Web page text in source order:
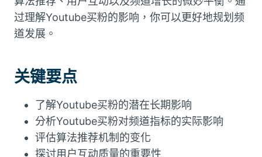
过理解Youtube买粉的影响，你可以更好地规划频
道发展。
关键要点
了解Youtube买粉的潜在长期影响
分析Youtube买粉对频道指标的实际影响
评估算法推荐机制的变化
探讨用户互动质量的重要性